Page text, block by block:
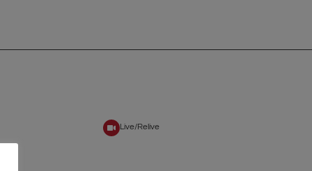
Live/Relive